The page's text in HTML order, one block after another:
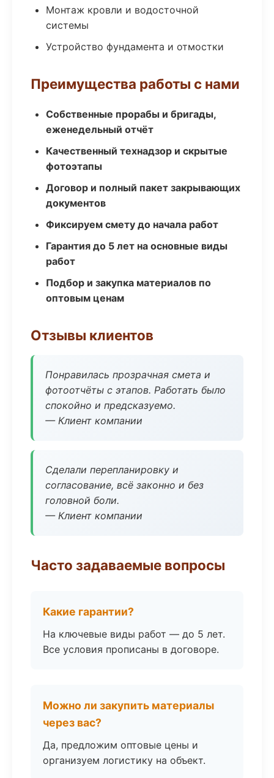
Монтаж кровли и водосточной
системы
Устройство фундамента и отмостки
Преимущества работы с нами
Собственные прорабы и бригады,
еженедельный отчёт
Качественный технадзор и скрытые
фотоэтапы
Договор и полный пакет закрывающих
документов
Фиксируем смету до начала работ
Гарантия до 5 лет на основные виды
работ
Подбор и закупка материалов по
оптовым ценам
Отзывы клиентов
Понравилась прозрачная смета и
фотоотчёты с этапов. Работать было
спокойно и предсказуемо.
— Клиент компании
Сделали перепланировку и
согласование, всё законно и без
головной боли.
— Клиент компании
Часто задаваемые вопросы
Какие гарантии?
На ключевые виды работ — до 5 лет.
Все условия прописаны в договоре.
Можно ли закупить материалы
через вас?
Да, предложим оптовые цены и
организуем логистику на объект.